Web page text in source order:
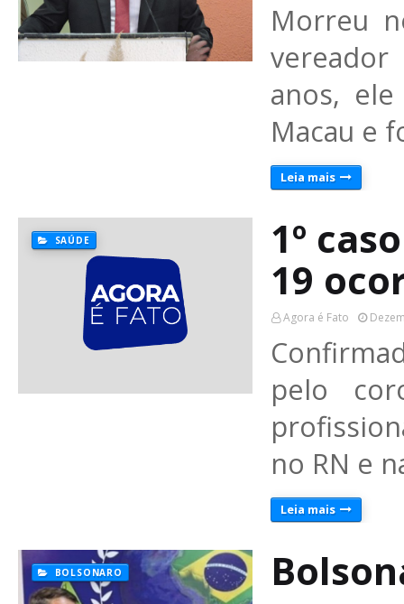
Morreu
vereador
anos,
Macau e
Leia mais
SAÚDE
1º
19
Agora é Fato
pelo
no RN e
Leia mais
BOLSONARO